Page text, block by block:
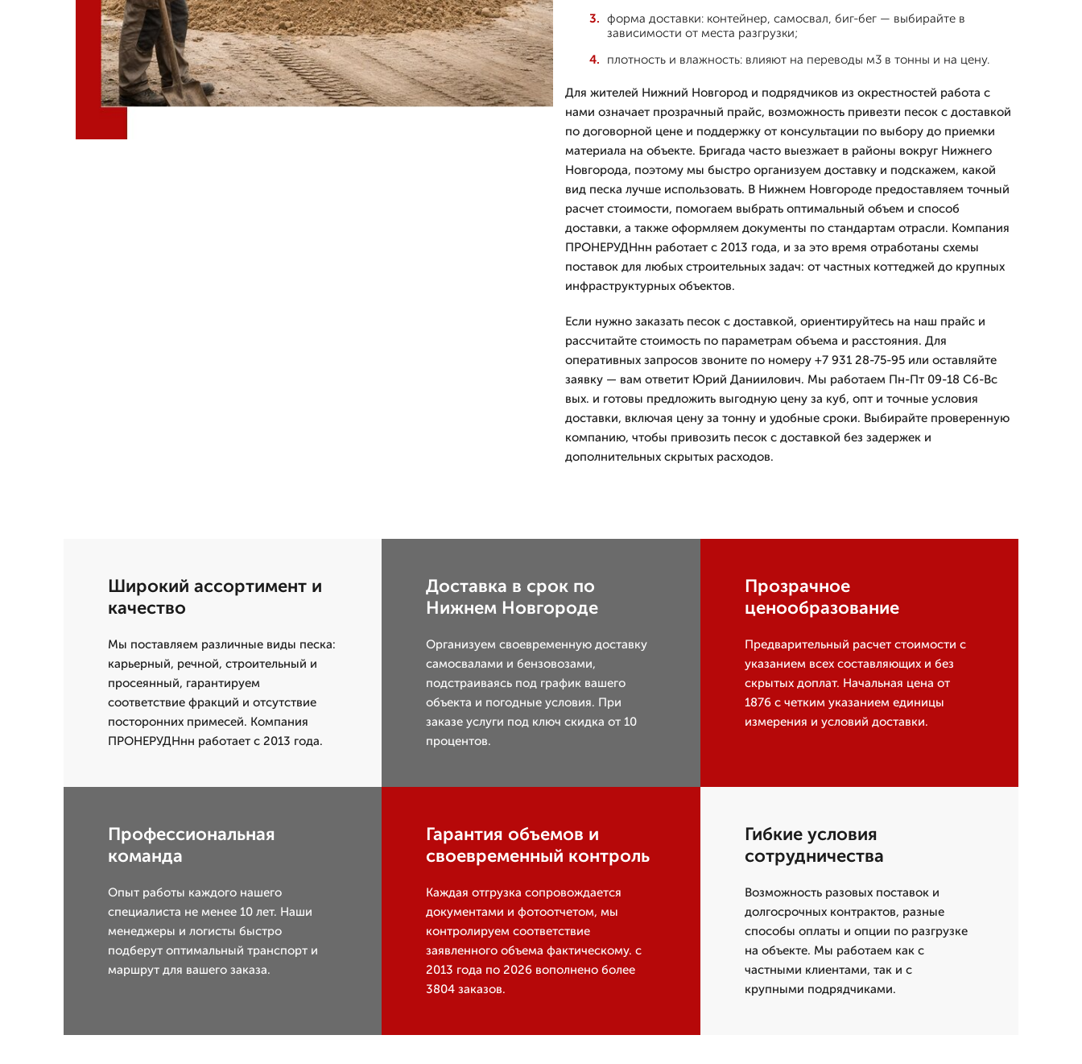
форма доставки: контейнер, самосвал, биг-бег — выбирайте в
зависимости от места разгрузки;
плотность и влажность: влияют на переводы м3 в тонны и на цену.
Для жителей Нижний Новгород и подрядчиков из окрестностей работа с
нами означает прозрачный прайс, возможность привезти песок с доставкой
по договорной цене и поддержку от консультации по выбору до приемки
материала на объекте. Бригада часто выезжает в районы вокруг Нижнего
Новгорода, поэтому мы быстро организуем доставку и подскажем, какой
вид песка лучше использовать. В Нижнем Новгороде предоставляем точный
расчет стоимости, помогаем выбрать оптимальный объем и способ
доставки, а также оформляем документы по стандартам отрасли. Компания
ПРОНЕРУДНнн работает с 2013 года, и за это время отработаны схемы
поставок для любых строительных задач: от частных коттеджей до крупных
инфраструктурных объектов.
Если нужно заказать песок с доставкой, ориентируйтесь на наш прайс и
рассчитайте стоимость по параметрам объема и расстояния. Для
оперативных запросов звоните по номеру +7 931 28-75-95 или оставляйте
заявку — вам ответит Юрий Даниилович. Мы работаем Пн-Пт 09-18 Сб-Вс
вых. и готовы предложить выгодную цену за куб, опт и точные условия
доставки, включая цену за тонну и удобные сроки. Выбирайте проверенную
компанию, чтобы привозить песок с доставкой без задержек и
дополнительных скрытых расходов.
Широкий ассортимент и
качество
Мы поставляем различные виды песка:
карьерный, речной, строительный и
просеянный, гарантируем
соответствие фракций и отсутствие
посторонних примесей. Компания
ПРОНЕРУДНнн работает с 2013 года.
Доставка в срок по
Нижнем Новгороде
Организуем своевременную доставку
самосвалами и бензовозами,
подстраиваясь под график вашего
объекта и погодные условия. При
заказе услуги под ключ скидка от 10
процентов.
Прозрачное
ценообразование
Предварительный расчет стоимости с
указанием всех составляющих и без
скрытых доплат. Начальная цена от
1876 с четким указанием единицы
измерения и условий доставки.
Профессиональная
команда
Опыт работы каждого нашего
специалиста не менее 10 лет. Наши
менеджеры и логисты быстро
подберут оптимальный транспорт и
маршрут для вашего заказа.
Гарантия объемов и
своевременный контроль
Каждая отгрузка сопровождается
документами и фотоотчетом, мы
контролируем соответствие
заявленного объема фактическому. с
2013 года по 2026 вополнено более
3804 заказов.
Гибкие условия
сотрудничества
Возможность разовых поставок и
долгосрочных контрактов, разные
способы оплаты и опции по разгрузке
на объекте. Мы работаем как с
частными клиентами, так и с
крупными подрядчиками.